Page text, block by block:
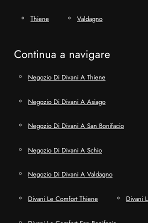
Thiene Valdagno
Continua a navigare
Negozio Di Divani A Thiene
Negozio Di Divani A Asiago
Negozio Di Divani A San Bonifacio
Negozio Di Divani A Schio
Negozio Di Divani A Valdagno
Divani Le Comfort Thiene Divani